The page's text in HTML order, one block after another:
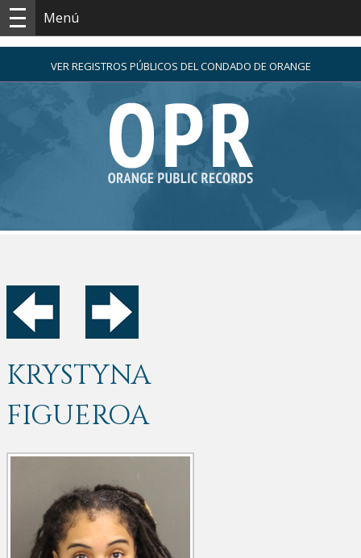
Menú
VER REGISTROS PÚBLICOS DEL CONDADO DE ORANGE
KRYSTYNA
FIGUEROA